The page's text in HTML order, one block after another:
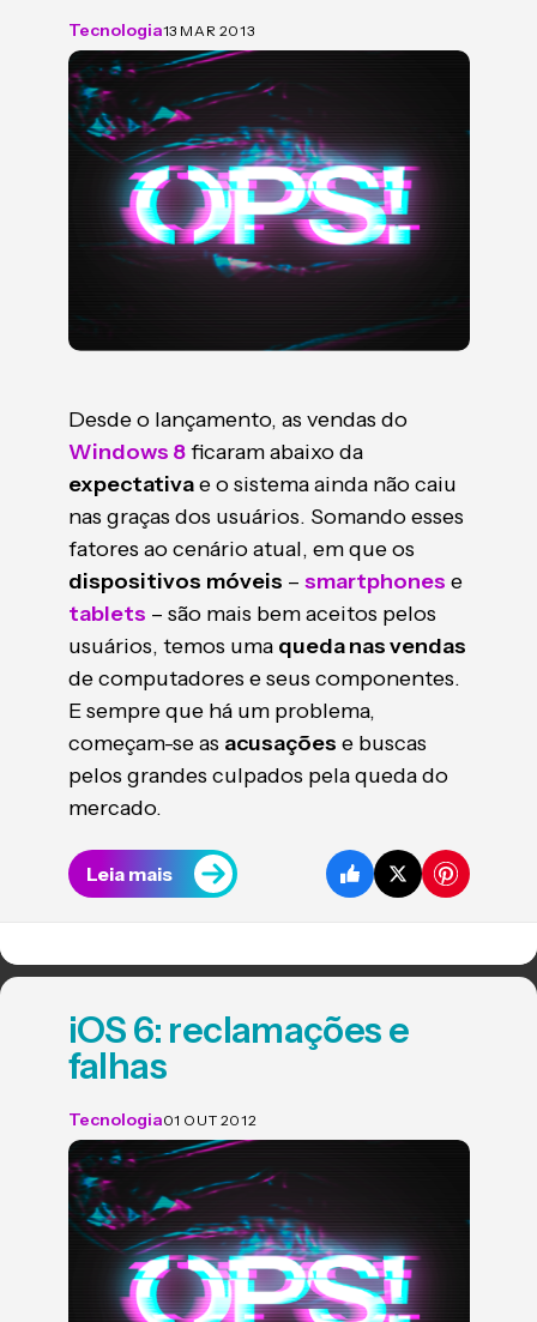
Tecnologia13 MAR 2013
Desde o lançamento, as vendas do
Windows 8ficaram abaixo da
expectativae o sistema ainda não caiu
nas graças dos usuários. Somando esses
fatores ao cenário atual, em que os
dispositivos móveis – smartphones e
tablets – são mais bem aceitos pelos
usuários, temos uma queda nas vendas
de computadores e seus componentes.
E sempre que há um problema,
começam-se as acusações e buscas
pelos grandes culpados pela queda do
mercado.
Leia mais
iOS 6: reclamações e
falhas
Tecnologia01 OUT 2012